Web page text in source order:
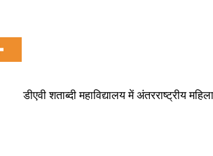
डीएवी शताब्दी महाविद्यालय में अंतरराष्ट्रीय